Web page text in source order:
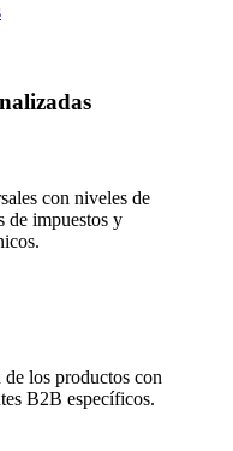
con niveles de
de impuestos y
los productos con
B2B específicos.